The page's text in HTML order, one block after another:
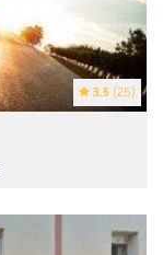
3.5 (25)